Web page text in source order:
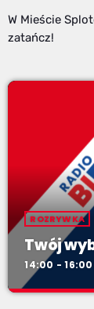
W Mieście
zatańcz!
ROZRYWKA
Twój
14:00 - 16:00